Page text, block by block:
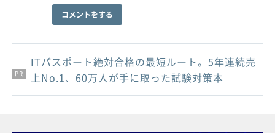
コメントをする
PR
PR
PR
ITパスポート絶対合格の最短ルート。5年連続売
上No.1、60万人が手に取った試験対策本